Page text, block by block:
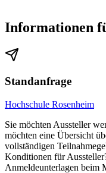
Informationen
Standanfrage
Hochschule Rosenheim
Sie möchten Aussteller
möchten eine Übersicht
vollständigen
Konditionen für
Anmeldeunterlagen beim